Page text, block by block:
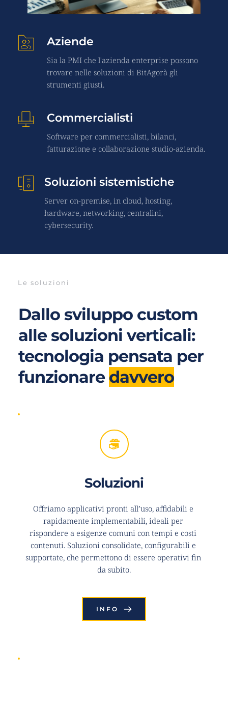
Aziende
Sia la PMI che l'azienda enterprise possono
trovare nelle soluzioni di BitAgorà gli
strumenti giusti.
Commercialisti
Software per commercialisti, bilanci,
fatturazione e collaborazione studio-azienda.
Soluzioni sistemistiche
Server on-premise, in cloud, hosting,
hardware, networking, centralini,
cybersecurity.
Le soluzioni
Dallo sviluppo custom
alle soluzioni verticali:
tecnologia pensata per
funzionare davvero
Soluzioni
Offriamo applicativi pronti all’uso, affidabili e
rapidamente implementabili, ideali per
rispondere a esigenze comuni con tempi e costi
contenuti. Soluzioni consolidate, configurabili e
supportate, che permettono di essere operativi fin
da subito.
INFO